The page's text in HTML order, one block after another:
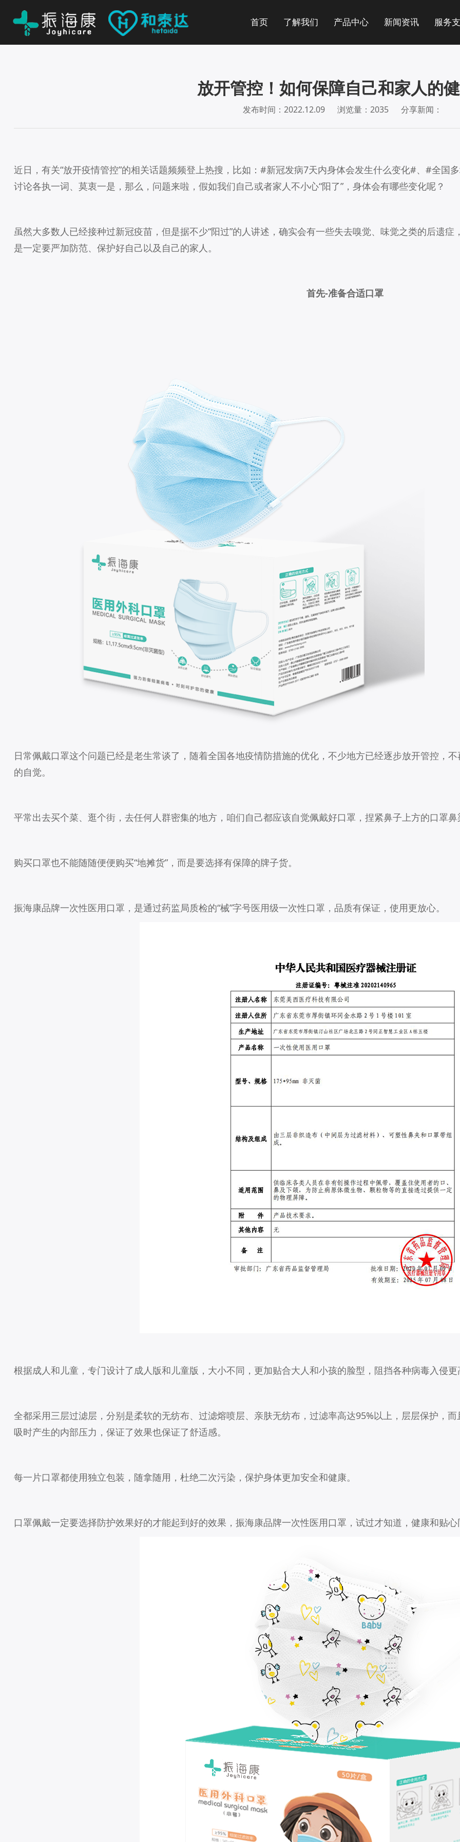
首页 了解我们 产品中心 新闻资讯 服务
放开管控！如何保障自己和家人的
发布时间：2022.12.09 浏览量：2035 分享新闻：
近日，有关“放开疫情管控”的相关话题频频登上热搜，比如：#新冠发病7天内身体会发生什么变化#、#全
讨论各执一词、莫衷一是，那么，问题来啦，假如我们自己或者家人不小心“阳了”，身体会有哪些变化呢？
虽然大多数人已经接种过新冠疫苗，但是据不少“阳过”的人讲述，确实会有一些失去嗅觉、味觉之类的后遗
是一定要严加防范、保护好自己以及自己的家人。
首先-准备合适口罩
日常佩戴口罩这个问题已经是老生常谈了，随着全国各地疫情防措施的优化，不少地方已经逐步放开管控，
的自觉。
平常出去买个菜、逛个街，去任何人群密集的地方，咱们自己都应该自觉佩戴好口罩，捏紧鼻子上方的口罩
购买口罩也不能随随便便购买“地摊货”，而是要选择有保障的牌子货。
振海康品牌一次性医用口罩，是通过药监局质检的“械”字号医用级一次性口罩，品质有保证，使用更放心。
根据成人和儿童，专门设计了成人版和儿童版，大小不同，更加贴合大人和小孩的脸型，阻挡各种病毒入侵
全都采用三层过滤层，分别是柔软的无纺布、过滤熔喷层、亲肤无纺布，过滤率高达95%以上，层层保护，
吸时产生的内部压力，保证了效果也保证了舒适感。
每一片口罩都使用独立包装，随拿随用，杜绝二次污染，保护身体更加安全和健康。
口罩佩戴一定要选择防护效果好的才能起到好的效果，振海康品牌一次性医用口罩，试过才知道，健康和贴